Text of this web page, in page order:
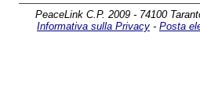
PeaceLink C.P. 2009 - 74100
Informativa sulla Privacy - Posta